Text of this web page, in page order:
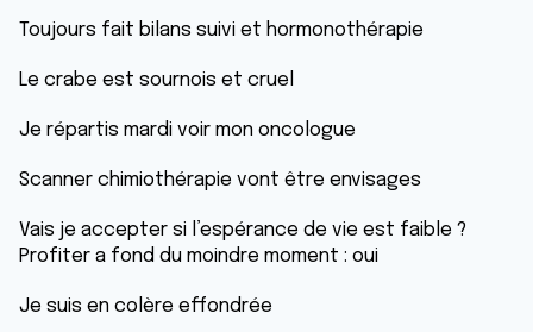
Toujours fait bilans suivi et hormonothérapie
Le crabe est sournois et cruel
Je répartis mardi voir mon oncologue
Scanner chimiothérapie vont être envisages
Vais je accepter si l’espérance de vie est faible ?
Profiter a fond du moindre moment : oui
Je suis en colère effondrée